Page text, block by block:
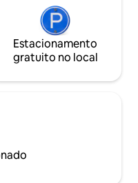
Estacionamento
gratuito no local